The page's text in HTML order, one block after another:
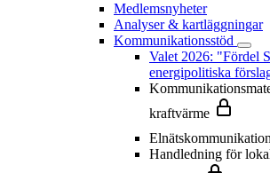
Medlemsnyheter
Analyser & kartläggningar
Kommunikationsstöd
Valet 2026: "Fördel
energipolitiska
kraftvärme
Elnätskommunikation
Handledning för